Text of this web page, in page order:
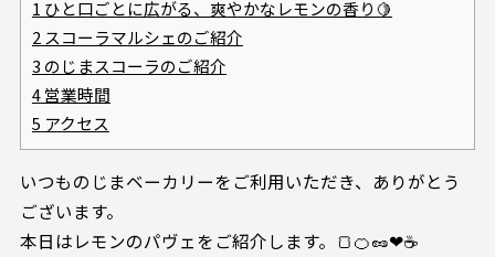
1 ひと口ごとに広がる、爽やかなレモンの香り🍋
2スコーラマルシェのご紹介
3 のじまスコーラのご紹介
4営業時間
5 アクセス
いつものじまベーカリーをご利用いただき、ありがとう
ございます。
本日はレモンのパヴェをご紹介します。🍞🍊🥜❤☕